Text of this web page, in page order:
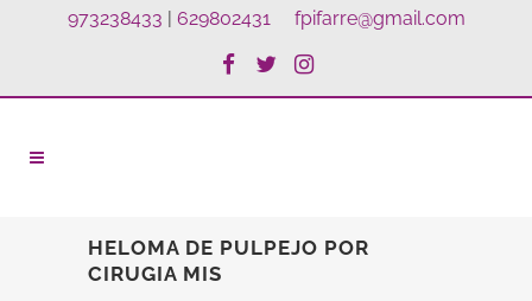
973238433 | 629802431 fpifarre@gmail.com
HELOMA DE PULPEJO POR
CIRUGIA MIS